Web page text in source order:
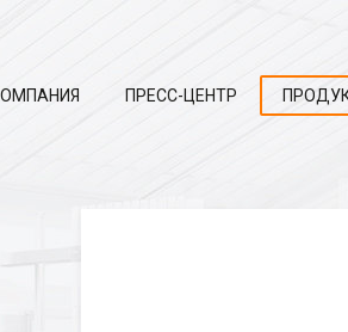
ПРЕСС-ЦЕНТР